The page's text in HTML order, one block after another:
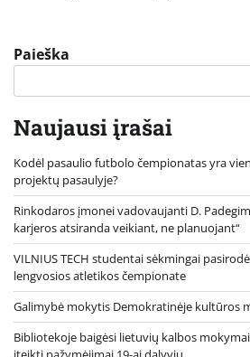
Paieška
Naujausi įrašai
Kodėl pasaulio futbolo čempionatas yra
projektų pasaulyje?
Rinkodaros įmonei vadovaujanti D.
karjeros atsiranda veikiant, ne planuojant“
VILNIUS TECH studentai sėkmingai
lengvosios atletikos čempionate
Galimybė mokytis Demokratinėje kultūros
Bibliotekoje baigėsi lietuvių kalbos